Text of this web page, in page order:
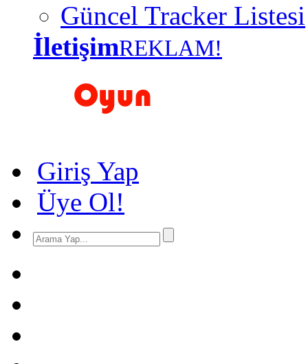
Güncel Tracker Listesi
İletişimREKLAM!
Giriş Yap
Üye Ol!